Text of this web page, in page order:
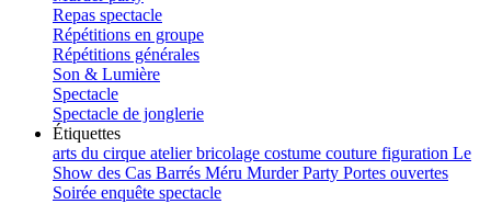
Repas spectacle
Répétitions en groupe
Répétitions générales
Son & Lumière
Spectacle
Spectacle de jonglerie
Étiquettes
arts du cirque atelierbricolage costume couture figuration Le
Show des Cas Barrés Méru Murder Party Portes ouvertes
Soirée enquête spectacle